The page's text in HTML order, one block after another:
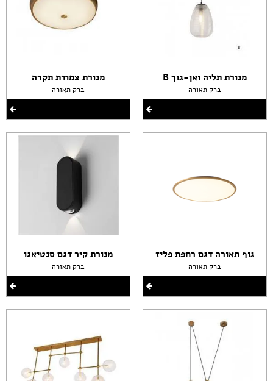
מנורת תליה ואן-גוך B
ברק תאורה
גוף תאורה דגם רחפת פליז
ברק תאורה
מנורת צמודת תקרה
ברק תאורה
מנורת קיר דגם סנטיאגו
ברק תאורה